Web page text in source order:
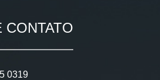
CONTATO
0319